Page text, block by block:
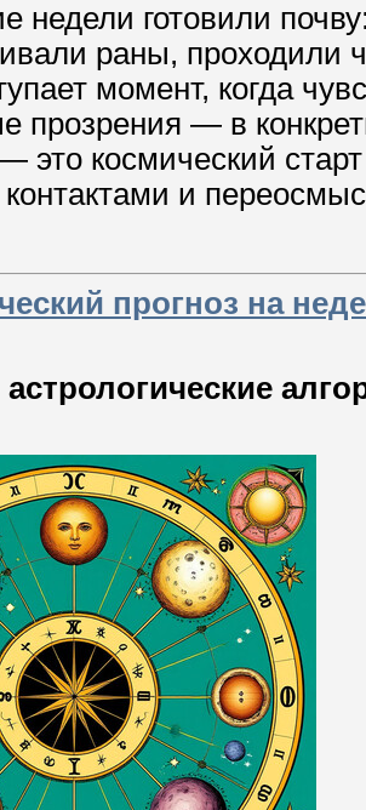
недели готовили
раны,
момент, когда
прозрения — в
это космический
и
прогноз на